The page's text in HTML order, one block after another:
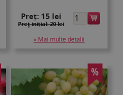
Preț: 15 lei
Preţ inițial: 20 lei
» Mai multe detalii
%